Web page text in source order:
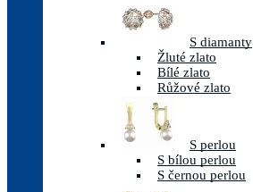
S diamanty
Žluté zlato
Bílé zlato
Růžové zlato
S perlou
S bílou perlou
S černou perlou